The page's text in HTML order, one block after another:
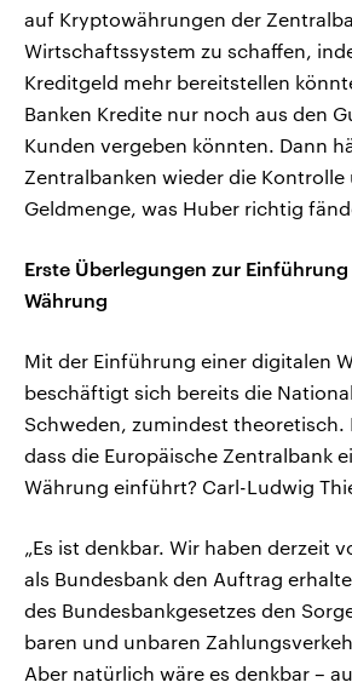
auf Kryptowährungen der
Wirtschaftssystem zu schaffen,
Kreditgeld mehr bereitstellen
Banken Kredite nur noch aus den
Kunden vergeben könnten. Dann
Zentralbanken wieder die Kontrolle
Geldmenge, was Huber richtig
Erste Überlegungen zur
Währung
Mit der Einführung einer digitalen
beschäftigt sich bereits die
Schweden, zumindest theoretisch.
dass die Europäische Zentralbank
Währung einführt? Carl-Ludwig
„Es ist denkbar. Wir haben derzeit
als Bundesbank den Auftrag
des Bundesbankgesetzes den
baren und unbaren
Aber natürlich wäre es denkbar –